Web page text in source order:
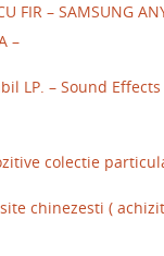
FIR – SAMSUNG
–
LP. – Sound
colectie
chinezesti (